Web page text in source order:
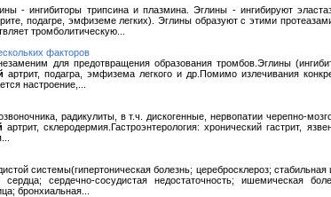
- ингибиторы трипсина и плазмина. Эглины - ингибируют
подагре, эмфиземе легких). Эглины образуют с этими
тромболитическую...
факторов
для предотвращения образования тромбов.Эглины
артрит, подагра, эмфизема легкого и др.Помимо излечивания
настроение,...
радикулиты, в т.ч. дискогенные, нервопатии черепно-
артрит, склеродермия.Гастроэнтерология: хронический гастрит,
системы(гипертоническая болезнь; церебросклероз;
сердечно-сосудистая недостаточность; ишемическая
бронхиальная...